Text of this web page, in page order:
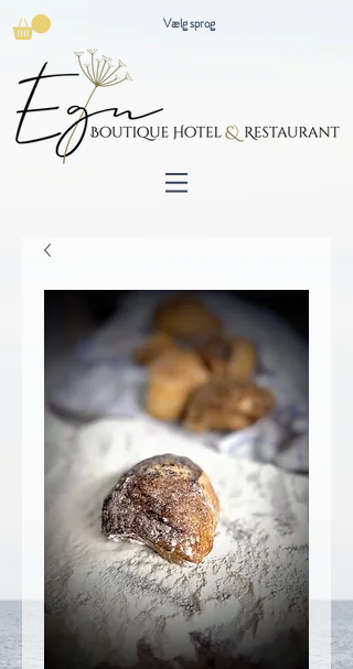
Vælg sprog